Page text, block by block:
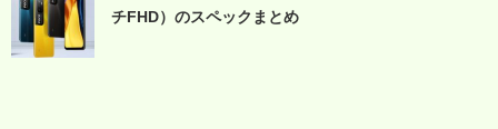
チFHD）のスペックまとめ